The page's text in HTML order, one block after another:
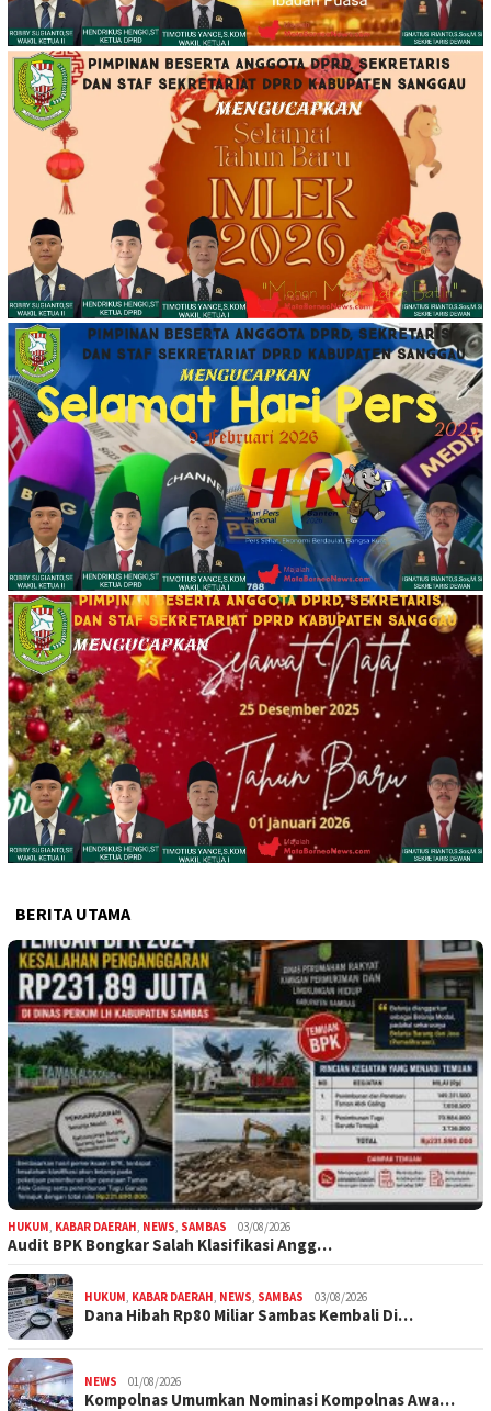
BERITA UTAMA
HUKUM, KABAR DAERAH, NEWS, SAMBAS 03/08/2026
Audit BPK Bongkar Salah Klasifikasi Angg…
HUKUM, KABAR DAERAH, NEWS, SAMBAS 03/08/2026
Dana Hibah Rp80 Miliar Sambas Kembali Di…
NEWS 01/08/2026
Kompolnas Umumkan Nominasi Kompolnas Awa…